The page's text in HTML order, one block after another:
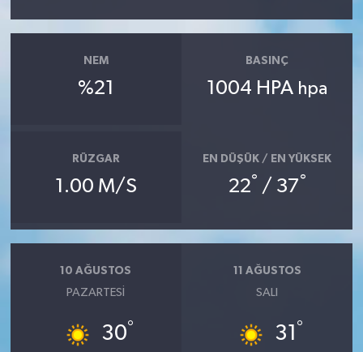
NEM
%21
BASINÇ
1004 HPA hpa
RÜZGAR
1.00 M/S
EN DÜŞÜK / EN YÜKSEK
22° / 37°
10 AĞUSTOS
PAZARTESI
30°
11 AĞUSTOS
SALI
31 °